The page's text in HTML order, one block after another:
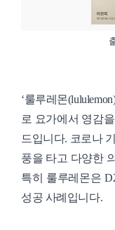
‘룰루레몬
로 요가에서 영감
드입니다. 코로나
풍을 타고 다양한
특히 룰루레몬은
성공 사례입니다.